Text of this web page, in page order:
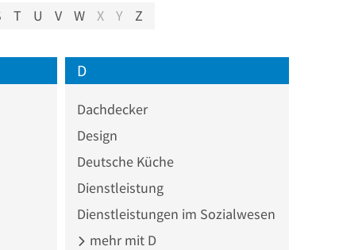
T U V W X Y Z
D
Dachdecker
Design
Deutsche Küche
Dienstleistung
Dienstleistungen im Sozialwesen
mehr mit D